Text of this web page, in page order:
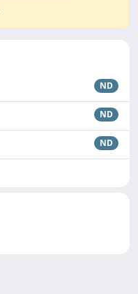
ND
ND
ND